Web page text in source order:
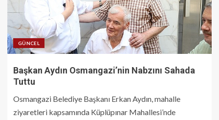
GÜNCEL
Başkan Aydın Osmangazi’nin Nabzını Sahada
Tuttu
Osmangazi Belediye Başkanı Erkan Aydın, mahalle
ziyaretleri kapsamında Küplüpınar Mahallesi’nde